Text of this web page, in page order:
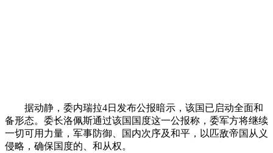
据动静，委内瑞拉4日发布公报暗示，该国已启动全面和
备形态。委长洛佩斯通过该国国度这一公报称，委军方将继续
一切可用力量，军事防御、国内次序及和平，以匹敌帝国从义
侵略，确保国度的、和从权。